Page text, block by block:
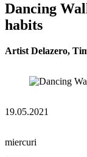
Dancing
habits
Artist Delazero,
19.05.2021
miercuri